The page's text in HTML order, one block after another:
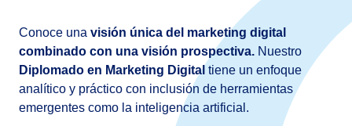
Conoce una visión única del marketing digital
combinado con una visión prospectiva. Nuestro
Diplomado en Marketing Digital tiene un enfoque
analítico y práctico con inclusión de herramientas
emergentes como la inteligencia artificial.